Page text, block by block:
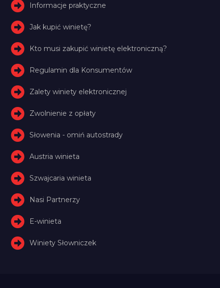
Informacje praktyczne
Jak kupić winietę?
Kto musi zakupić winietę elektroniczną?
Regulamin dla Konsumentów
Zalety winiety elektronicznej
Zwolnienie z opłaty
Słowenia - omiń autostrady
Austria winieta
Szwajcaria winieta
Nasi Partnerzy
E-winieta
Winiety Słowniczek